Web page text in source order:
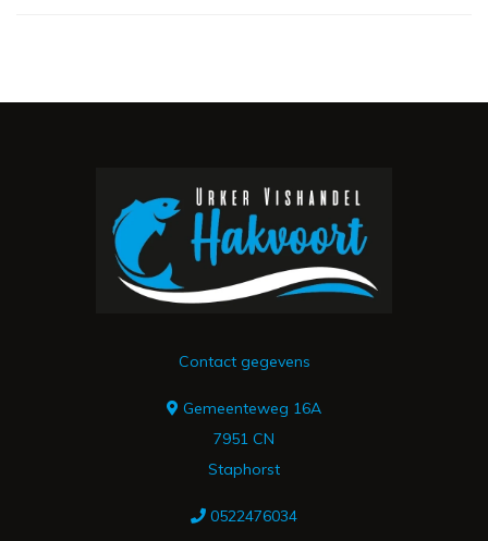
Contact gegevens
Gemeenteweg 16A
7951 CN
Staphorst
0522476034